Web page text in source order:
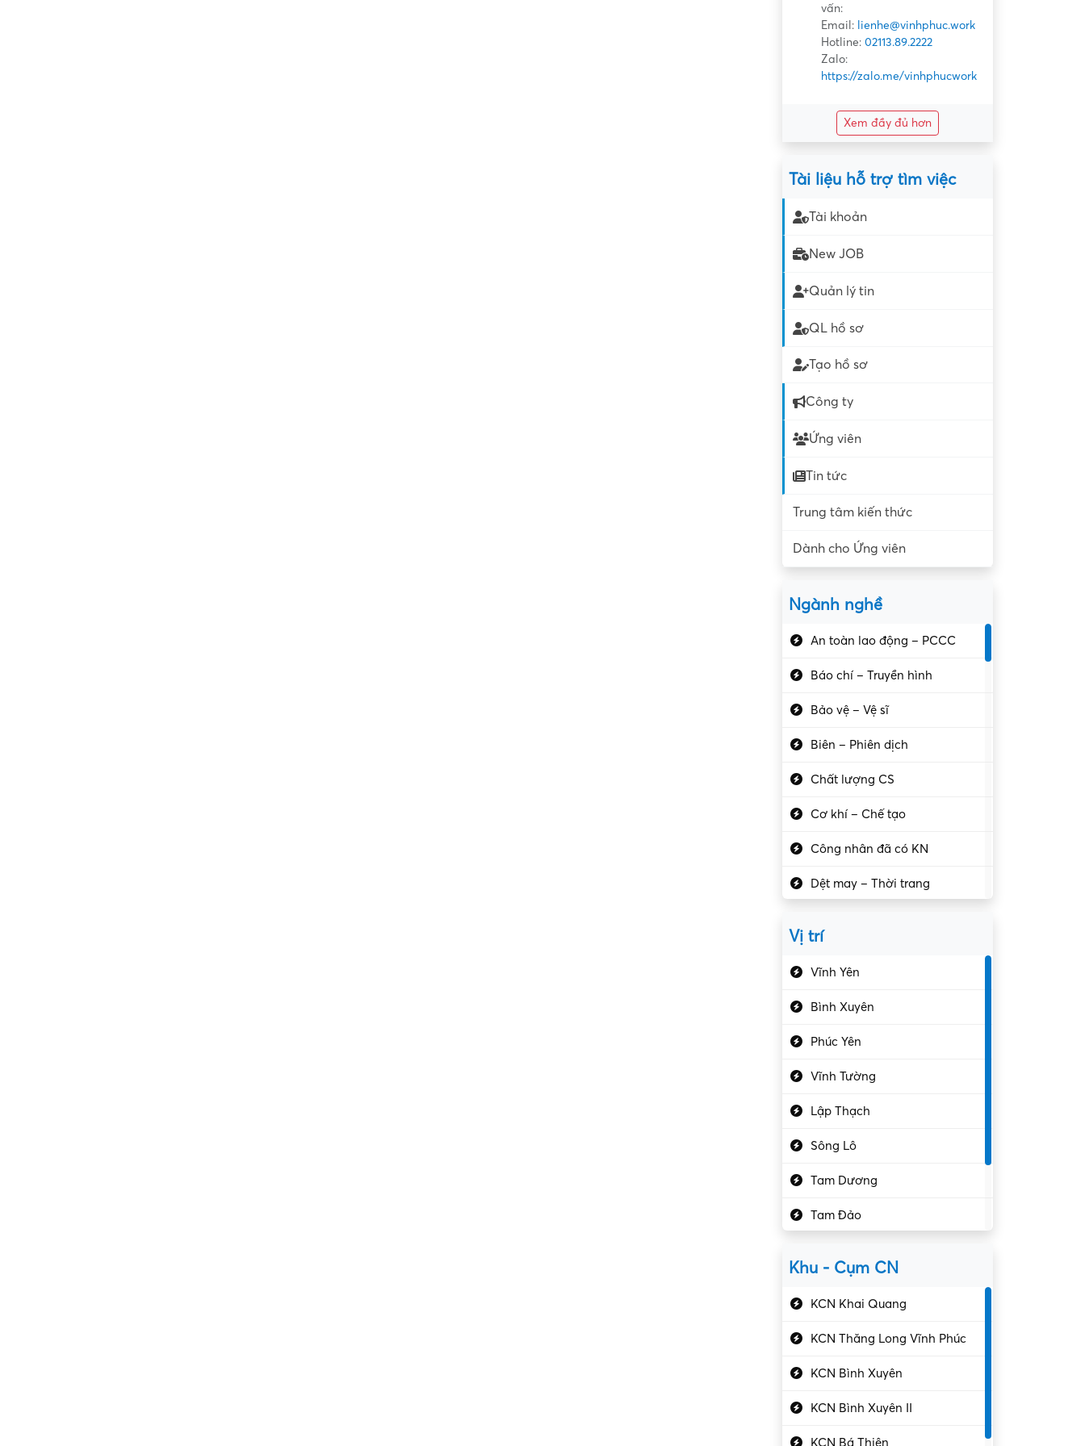
vấn:
Email: lienhe@vinhphuc.work
Hotline: 02113.89.2222
Zalo:
https://zalo.me/vinhphucwork
Xem đầy đủ hơn
Tài liệu hỗ trợ tìm việc
Tài khoản
New JOB
Quản lý tin
QL hồ sơ
Tạo hồ sơ
Công ty
Ứng viên
Tin tức
Trung tâm kiến thức
Dành cho Ứng viên
Ngành nghề
An toàn lao động – PCCC
Báo chí – Truyền hình
Bảo vệ – Vệ sĩ
Biên – Phiên dịch
Chất lượng CS
Cơ khí – Chế tạo
Công nhân đã có KN
Dệt may – Thời trang
Kiểm soát chất lượng
Kỹ sư cơ khí
Kỹ sư điện
Kỹ thuật cao
Kỹ thuật mạng – IT
Làm bán thời gian
Lao động phổ thông
Vị trí
Vĩnh Yên
Bình Xuyên
Phúc Yên
Vĩnh Tường
Lập Thạch
Sông Lô
Tam Dương
Tam Đảo
Khu - Cụm CN
KCN Khai Quang
KCN Thăng Long Vĩnh Phúc
KCN Bình Xuyên
KCN Bình Xuyên II
KCN Bá Thiện